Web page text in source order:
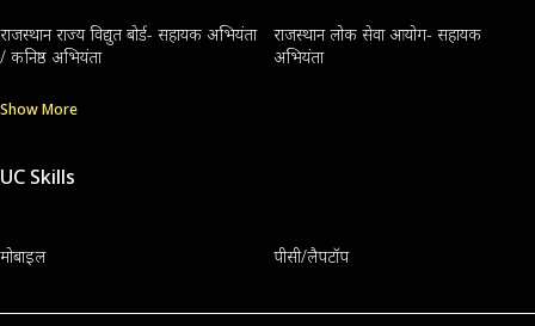
राजस्थान राज्य विद्युत बोर्ड- सहायक अभियंता
/ कनिष्ठ अभियंता
राजस्थान लोक सेवा आयोग- सहायक
अभियंता
Show More
UC Skills
मोबाइल पीसी/लैपटॉप